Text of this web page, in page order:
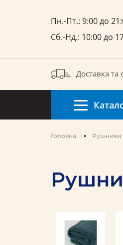
Пн.-Пт.: 9:00 до
Сб.-Нд.: 10:00 до
Доставка та
Головна Рушники